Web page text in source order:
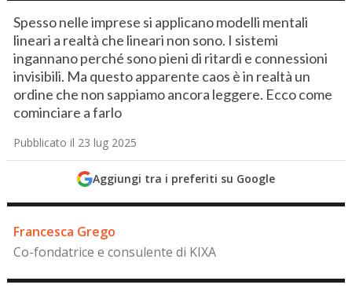
Spesso nelle imprese si applicano modelli mentali
lineari a realtà che lineari non sono. I sistemi
ingannano perché sono pieni di ritardi e connessioni
invisibili. Ma questo apparente caos è in realtà un
ordine che non sappiamo ancora leggere. Ecco come
cominciare a farlo
Pubblicato il 23 lug 2025
Aggiungi tra i preferiti su Google
Francesca Grego
Co-fondatrice e consulente di KIXA